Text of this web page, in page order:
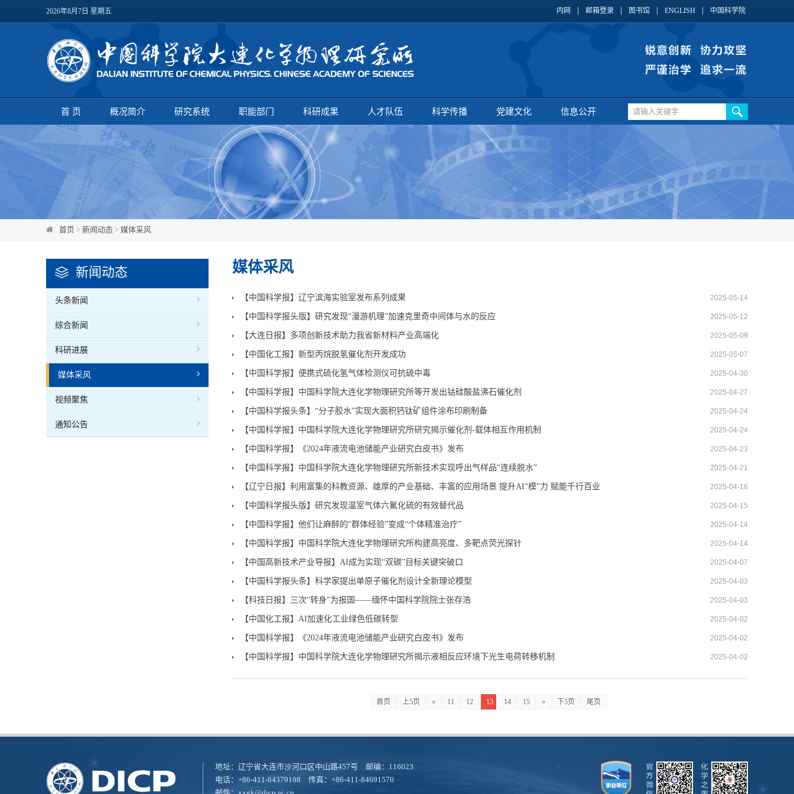
2026年8月7日 星期五 内网 邮箱登录 图书馆 ENGLISH 中国科学院
首 页 概况简介 研究系统 职能部门 科研成果 人才队伍 科学传播 党建文化 信息公开
首页 > 新闻动态 > 媒体采风
新闻动态
头条新闻
综合新闻
科研进展
媒体采风
视频聚焦
通知公告
媒体采风
2025-05-14
【中国科学报】辽宁滨海实验室发布系列成果
2025-05-12
【中国科学报头版】研究发现“漫游机理”加速克里奇中间体与水的反应
2025-05-09
【大连日报】多项创新技术助力我省新材料产业高端化
2025-05-07
【中国化工报】新型丙烷脱氢催化剂开发成功
2025-04-30
【中国科学报】便携式硫化氢气体检测仪可抗硫中毒
2025-04-27
【中国科学报】中国科学院大连化学物理研究所等开发出钴硅酸盐沸石催化剂
2025-04-24
【中国科学报头条】“分子胶水”实现大面积钙钛矿组件涂布印刷制备
2025-04-24
【中国科学报】中国科学院大连化学物理研究所研究揭示催化剂-载体相互作用机制
2025-04-23
【中国科学报】《2024年液流电池储能产业研究白皮书》发布
2025-04-21
【中国科学报】中国科学院大连化学物理研究所新技术实现呼出气样品“连续脱水”
2025-04-16
【辽宁日报】利用富集的科教资源、雄厚的产业基础、丰富的应用场景 提升AI“模”力 赋能千行百业
2025-04-15
【中国科学报头版】研究发现温室气体六氟化硫的有效替代品
2025-04-14
【中国科学报】他们让麻醉的“群体经验”变成“个体精准治疗”
2025-04-14
【中国科学报】中国科学院大连化学物理研究所构建高亮度、多靶点荧光探针
2025-04-07
【中国高新技术产业导报】AI成为实现“双碳”目标关键突破口
2025-04-03
【中国科学报头条】科学家提出单原子催化剂设计全新理论模型
2025-04-03
【科技日报】三次“转身”为报国——缅怀中国科学院院士张存浩
2025-04-02
【中国化工报】AI加速化工业绿色低碳转型
2025-04-02
【中国科学报】《2024年液流电池储能产业研究白皮书》发布
2025-04-02
【中国科学报】中国科学院大连化学物理研究所揭示液相反应环境下光生电荷转移机制
首页 上5页 « 11 12 13 14 15 » 下5页 尾页
地址：辽宁省大连市沙河口区中山路457号 邮编：116023
电话：+86-411-84379198 传真：+86-411-84691570